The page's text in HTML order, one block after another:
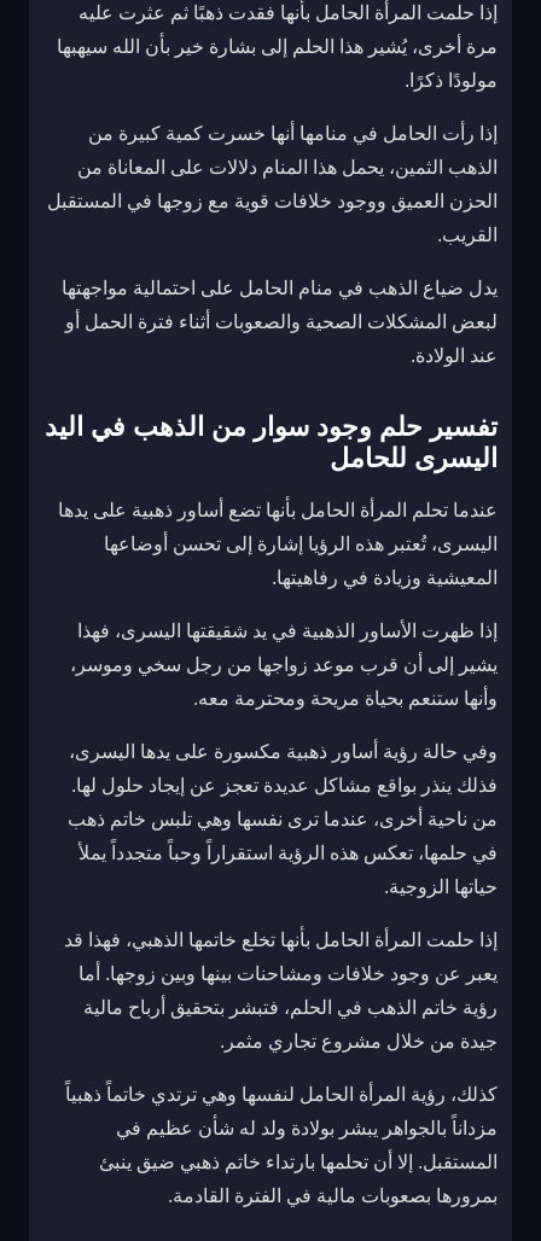
إذا حلمت المرأة الحامل بأنها فقدت ذهبًا ثم عثرت عليه
مرة أخرى، يُشير هذا الحلم إلى بشارة خير بأن الله سيهبها
مولودًا ذكرًا.
إذا رأت الحامل في منامها أنها خسرت كمية كبيرة من
الذهب الثمين، يحمل هذا المنام دلالات على المعاناة من
الحزن العميق ووجود خلافات قوية مع زوجها في المستقبل
القريب.
يدل ضياع الذهب في منام الحامل على احتمالية مواجهتها
لبعض المشكلات الصحية والصعوبات أثناء فترة الحمل أو
عند الولادة.
تفسير حلم وجود سوار من الذهب في اليد
اليسرى للحامل
عندما تحلم المرأة الحامل بأنها تضع أساور ذهبية على يدها
اليسرى، تُعتبر هذه الرؤيا إشارة إلى تحسن أوضاعها
المعيشية وزيادة في رفاهيتها.
إذا ظهرت الأساور الذهبية في يد شقيقتها اليسرى، فهذا
يشير إلى أن قرب موعد زواجها من رجل سخي وموسر،
وأنها ستنعم بحياة مريحة ومحترمة معه.
وفي حالة رؤية أساور ذهبية مكسورة على يدها اليسرى،
فذلك ينذر بواقع مشاكل عديدة تعجز عن إيجاد حلول لها.
من ناحية أخرى، عندما ترى نفسها وهي تلبس خاتم ذهب
في حلمها، تعكس هذه الرؤية استقراراً وحباً متجدداً يملأ
حياتها الزوجية.
إذا حلمت المرأة الحامل بأنها تخلع خاتمها الذهبي، فهذا قد
يعبر عن وجود خلافات ومشاحنات بينها وبين زوجها. أما
رؤية خاتم الذهب في الحلم، فتبشر بتحقيق أرباح مالية
جيدة من خلال مشروع تجاري مثمر.
كذلك، رؤية المرأة الحامل لنفسها وهي ترتدي خاتماً ذهبياً
مزداناً بالجواهر يبشر بولادة ولد له شأن عظيم في
المستقبل. إلا أن تحلمها بارتداء خاتم ذهبي ضيق ينبئ
بمرورها بصعوبات مالية في الفترة القادمة.